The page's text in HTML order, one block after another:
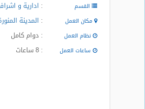
القسم : ادارية و
مكان العمل : المدينة
نظام العمل : دوام كامل
ساعات العمل : 8 ساعات